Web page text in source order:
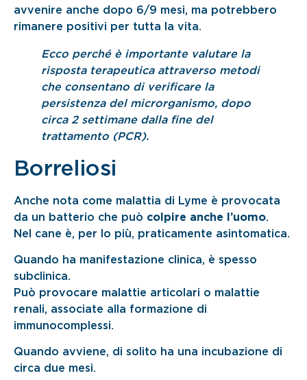
avvenire anche dopo 6/9 mesi, ma potrebbero
rimanere positivi per tutta la vita.
Ecco perché è importante valutare la
risposta terapeutica attraverso metodi
che consentano di verificare la
persistenza del microrganismo, dopo
circa 2 settimane dalla fine del
trattamento (PCR).
Borreliosi
Anche nota come malattia di Lyme è provocata
da un batterio che può colpire anche l’uomo.
Nel cane è, per lo più, praticamente asintomatica.
Quando ha manifestazione clinica, è spesso
subclinica.
Può provocare malattie articolari o malattie
renali, associate alla formazione di
immunocomplessi.
Quando avviene, di solito ha una incubazione di
circa due mesi.